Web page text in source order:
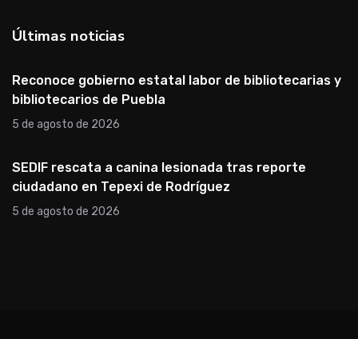
Últimas noticias
Reconoce gobierno estatal labor de bibliotecarias y
bibliotecarios de Puebla
5 de agosto de 2026
SEDIF rescata a canina lesionada tras reporte
ciudadano en Tepexi de Rodríguez
5 de agosto de 2026